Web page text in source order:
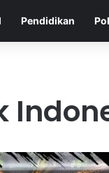
Pendidikan